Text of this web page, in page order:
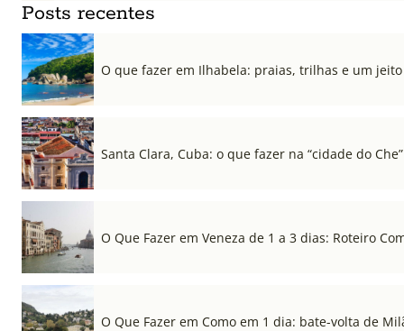
Posts recentes
O que fazer em Ilhabela: praias, trilhas e um
Santa Clara, Cuba: o que fazer na “cidade do Che”
O Que Fazer em Veneza de 1 a 3 dias: Roteiro
O Que Fazer em Como em 1 dia: bate-volta de